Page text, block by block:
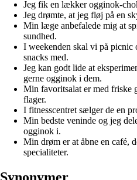
Jeg fik en lækker ogginok-
Jeg drømte, at jeg fløj på en
Min læge anbefalede mig at
sundhed.
I weekenden skal vi på picnic
snacks med.
Jeg kan godt lide at
gerne ogginok i dem.
Min favoritsalat er med friske
flager.
I fitnesscentret sælger de en
Min bedste veninde og jeg
ogginok i.
Min drøm er at åbne en café,
specialiteter.
Synonymer